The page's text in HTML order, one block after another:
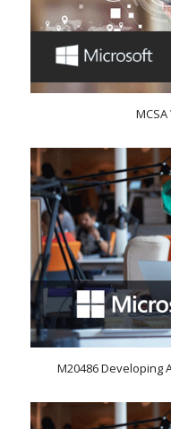
M20486 Developing